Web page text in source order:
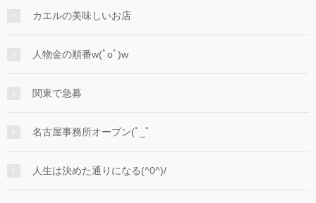
カエルの美味しいお店
人物金の順番w(ﾟoﾟ)w
関東で急募
名古屋事務所オープン(ﾟ_ﾟ
人生は決めた通りになる(^0^)/